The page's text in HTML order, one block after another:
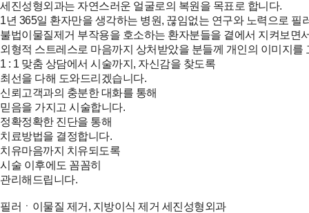
세진성형외과는 자연스러운 얼굴로의 복원을 목표로 합니다.
1년 365일 환자만을 생각하는 병원, 끊임없는 연구와 노력으로 필
불법이물질제거 부작용을 호소하는 환자분들을 곁에서 지켜보면
외형적 스트레스로 마음까지 상처받았을 분들께 개인의 이미지를
1 : 1 맞춤 상담에서 시술까지, 자신감을 찾도록
최선을 다해 도와드리겠습니다.
신뢰 고객과의 충분한 대화를 통해
믿음을 가지고 시술합니다.
정확정확한 진단을 통해
치료방법을 결정합니다.
치유마음까지 치유되도록
시술 이후에도 꼼꼼히
관리해드립니다.
필러ㆍ이물질 제거, 지방이식 제거 세진성형외과